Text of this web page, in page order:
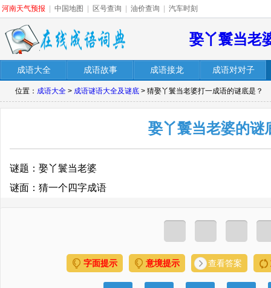
河南天气预报 中国地图 区号查询 油价查询 汽车时刻
娶丫鬟当老
成语大全 成语故事 成语接龙 成语对对子
位置： 成语大全 > 成语谜语大全及谜底 > 猜娶丫鬟当老婆打一成语的谜底是？
娶丫鬟当老婆的谜
谜题：娶丫鬟当老婆
谜面：猜一个四字成语
字面提示 意境提示 查看答案